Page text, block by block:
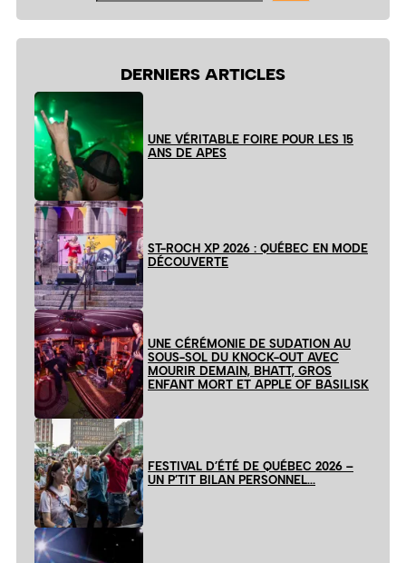
DERNIERS ARTICLES
UNE VÉRITABLE FOIRE POUR LES 15
ANS DE APES
ST-ROCH XP 2026 : QUÉBEC EN MODE
DÉCOUVERTE
UNE CÉRÉMONIE DE SUDATION AU
SOUS-SOL DU KNOCK-OUT AVEC
MOURIR DEMAIN, BHATT, GROS
ENFANT MORT ET APPLE OF BASILISK
FESTIVAL D’ÉTÉ DE QUÉBEC 2026 –
UN P’TIT BILAN PERSONNEL…